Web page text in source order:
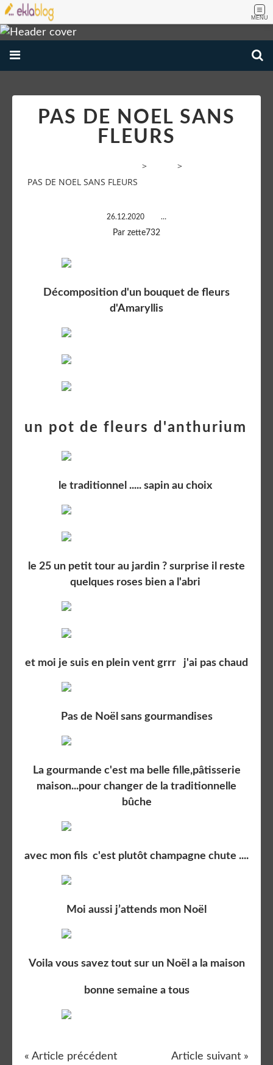
MENU
PAS DE NOEL SANS
FLEURS
>
>
PAS DE NOEL SANS FLEURS
26.12.2020 …
Par zette732
Décomposition d'un bouquet de fleurs
d'Amaryllis
un pot de fleurs d'anthurium
le traditionnel ..... sapin au choix
le 25 un petit tour au jardin ? surprise il reste
quelques roses bien a l'abri
et moi je suis en plein vent grrr j'ai pas chaud
Pas de Noël sans gourmandises
La gourmande c'est ma belle fille,pâtisserie
maison...pour changer de la traditionnelle
bûche
avec mon fils c'est plutôt champagne chute ....
Moi aussi j’attends mon Noël
Voila vous savez tout sur un Noël a la maison
bonne semaine a tous
« Article précédent Article suivant »